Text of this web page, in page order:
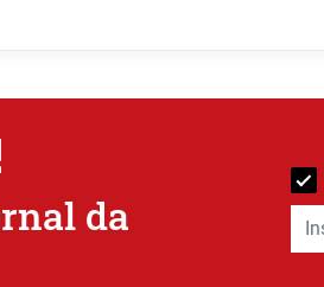
da